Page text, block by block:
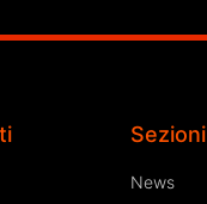
Sezioni
News